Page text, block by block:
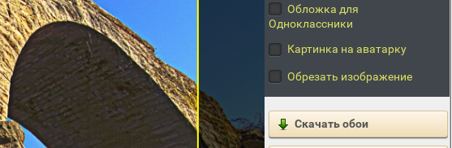
Обложка для
Одноклассники
Картинка на аватарку
Обрезать изображение
Скачать обои